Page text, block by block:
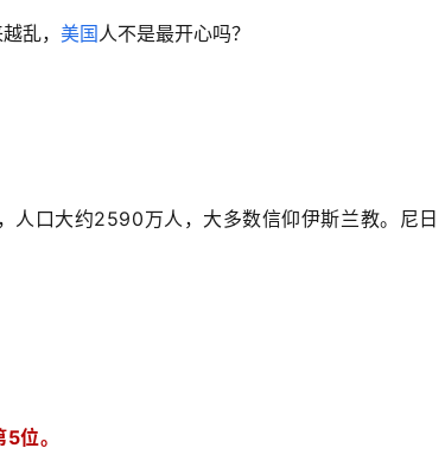
乱， 美国人不是最开心吗？
人口大约2590万人，大多数信仰伊斯兰教。尼日
位。